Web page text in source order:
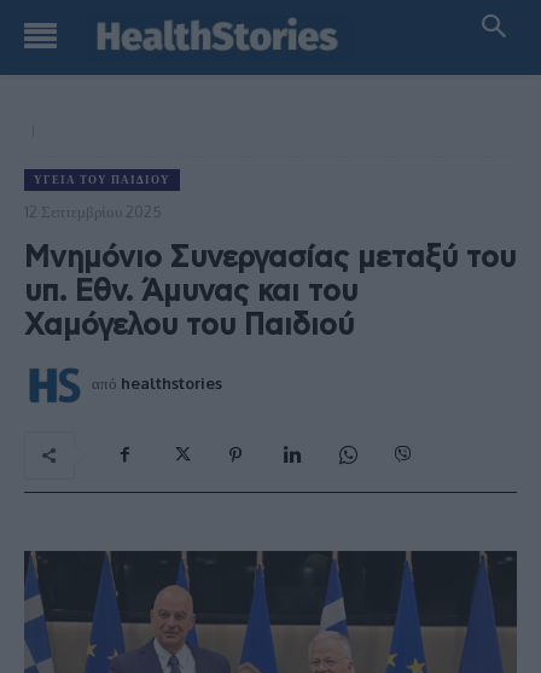
ΥΓΕΊΑ ΤΟΥ ΠΑΙΔΙΟΎ
12 Σεπτεμβρίου 2025
Μνημόνιο Συνεργασίας μεταξύ του
υπ. Εθν. Άμυνας και του
Χαμόγελου του Παιδιού
από healthstories